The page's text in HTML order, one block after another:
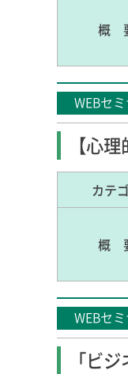
概
WEBセ
【心
カテ
概
WEBセ
「ビ